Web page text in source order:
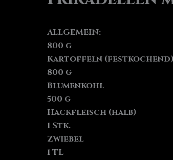
ALLGEMEIN:
800 g
Kartoffeln
800 g
Blumenkohl
500 g
Hackfleisch (halb)
1 Stk.
Zwiebel
1 TL